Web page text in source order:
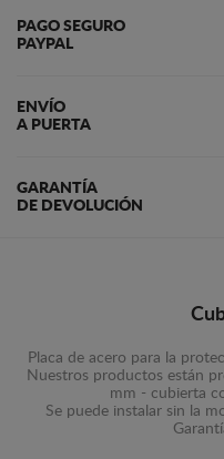
PAGO SEGURO
PAYPAL
ENVÍO
A PUERTA
GARANTÍA
DE DEVOLUCIÓN
Placa de acero para la
Nuestros productos están
mm - cubierta
Se puede instalar sin la